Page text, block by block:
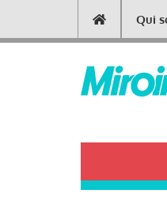
contenu
Main
Qui